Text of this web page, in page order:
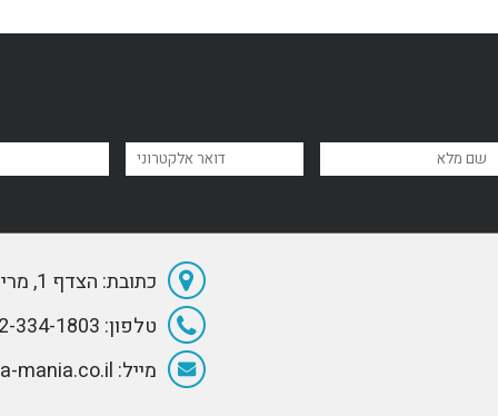
כתובת: הצדף 1, מרינה הרצליה
טלפון: 072-334-1803
מייל: Info@Sea-mania.co.il